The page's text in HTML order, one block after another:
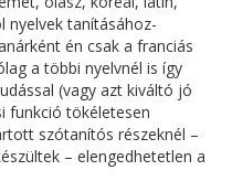
nyelvek tanításához-
én csak a franciás
a többi nyelvnél is így
(vagy azt kiváltó jó
funkció tökéletesen
szótanítós részeknél –
– elengedhetetlen a